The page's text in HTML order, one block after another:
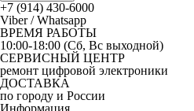
+7 (914) 430-6000
Viber / Whatsapp
ВРЕМЯ РАБОТЫ
10:00-18:00 (Сб, Вс выходной)
СЕРВИСНЫЙ ЦЕНТР
ремонт цифровой электроники
ДОСТАВКА
по городу и России
Информация